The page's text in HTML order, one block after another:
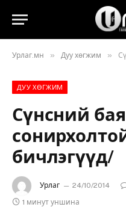
Урлаг.мн » Дуу хөгжим »
ДУУ ХӨГЖИМ
Сүнсний
бичлэгүүд/
Урлаг 24/10/2014
1 минут уншина